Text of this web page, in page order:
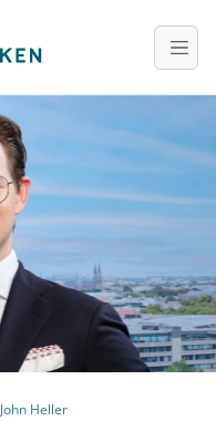
John Heller